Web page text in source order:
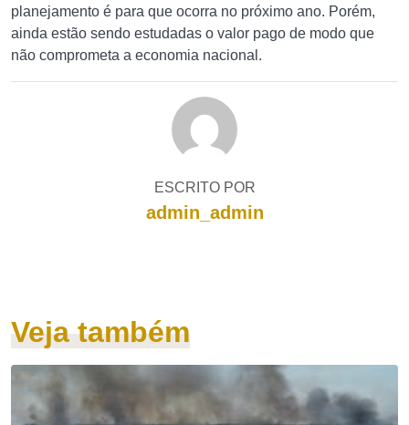
planejamento é para que ocorra no próximo ano. Porém,
ainda estão sendo estudadas o valor pago de modo que
não comprometa a economia nacional.
ESCRITO POR
admin_admin
Veja também